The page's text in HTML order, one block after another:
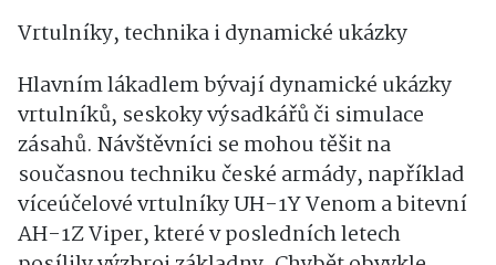
Vrtulníky, technika i dynamické ukázky
Hlavním lákadlem bývají dynamické ukázky
vrtulníků, seskoky výsadkářů či simulace
zásahů. Návštěvníci se mohou těšit na
současnou techniku české armády, například
víceúčelové vrtulníky UH-1Y Venom a bitevní
AH-1Z Viper, které v posledních letech